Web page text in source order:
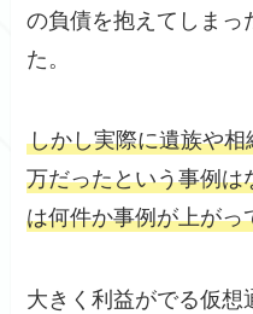
の負債を抱えてしまっ
た。
しかし実際に遺族や
万だったという事例は
は何件か事例が上がっ
大きく利益がでる仮想